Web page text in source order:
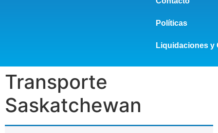
Políticas
Liquidaciones y
Transporte
Saskatchewan